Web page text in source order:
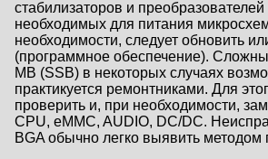
стабилизаторов и преобразователей
необходимых для питания
необходимости, следует обновить
(программное обеспечение).
MB (SSB) в некоторых случаях
практикуется ремонтниками. Для
проверить и, при необходимости,
CPU, eMMC, AUDIO, DC/DC.
BGA обычно легко выявить методом